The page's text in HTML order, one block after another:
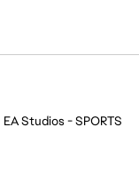
EA Studios - SPORTS